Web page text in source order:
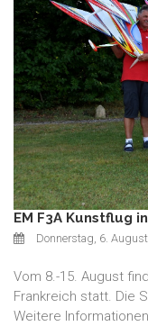
EM F3A Kunstflug
Donnerstag, 6.
Vom 8.-15. August
Frankreich statt. Die
Weitere